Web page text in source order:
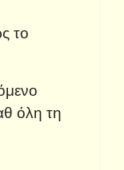
το
όλη τη